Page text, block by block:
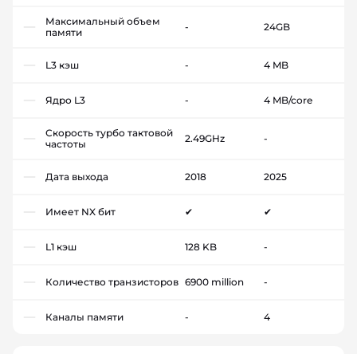
Максимальный объем
памяти
- 24GB
L3 кэш - 4 MB
Ядро L3 - 4 MB/core
Скорость турбо тактовой
частоты
2.49GHz -
Дата выхода 2018 2025
Имеет NX бит ✔ ✔
L1 кэш 128 KB -
Количество транзисторов 6900 million -
Каналы памяти - 4